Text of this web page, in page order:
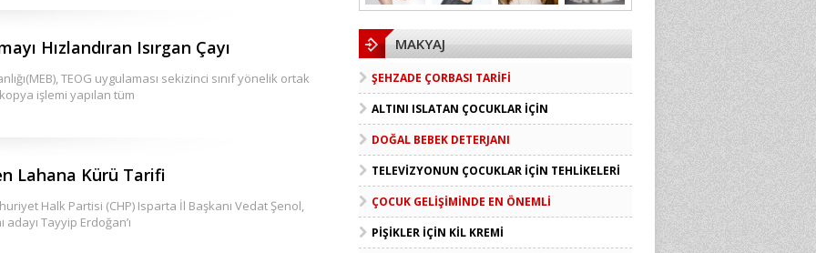
Hızlandıran Isırgan Çayı
TEOG uygulaması sekizinci sınıf yönelik ortak
işlemi yapılan tüm
Lahana Kürü Tarifi
Halk Partisi (CHP) Isparta İl Başkanı Vedat Şenol,
Tayyip Erdoğan’ı
MAKYAJ
ŞEHZADE ÇORBASI TARIFI
ALTINI ISLATAN ÇOCUKLAR İÇIN
DOĞAL BEBEK DETERJANI
TELEVIZYONUN ÇOCUKLAR İÇIN TEHLIKELERI
ÇOCUK GELIŞIMINDE EN ÖNEMLI
PIŞIKLER İÇIN KIL KREMI